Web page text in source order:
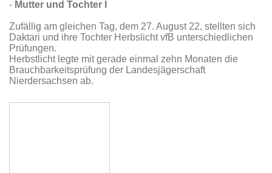
- Mutter und Tochter I
Zufällig am gleichen Tag, dem 27. August 22, stellten sich
Daktari und ihre Tochter Herbslicht vfB unterschiedlichen
Prüfungen.
Herbstlicht legte mit gerade einmal zehn Monaten die
Brauchbarkeitsprüfung der Landesjägerschaft
Nierdersachsen ab.